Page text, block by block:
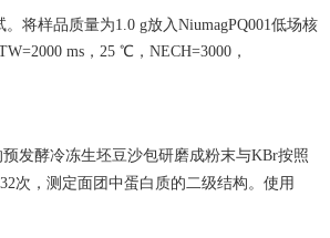
将样品质量为1.0 g放入NiumagPQ001低场核
ms，25 ℃，NECH=3000，
发酵冷冻生坯豆沙包研磨成粉末与KBr按照
32次，测定面团中蛋白质的二级结构。使用